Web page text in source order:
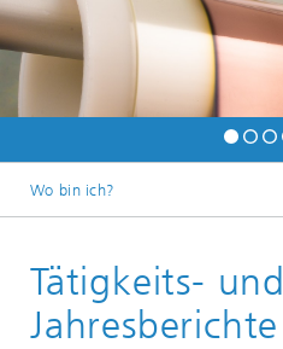
Wo bin ich?
Mediathek
Tätigkeits- und
Jahresberichte